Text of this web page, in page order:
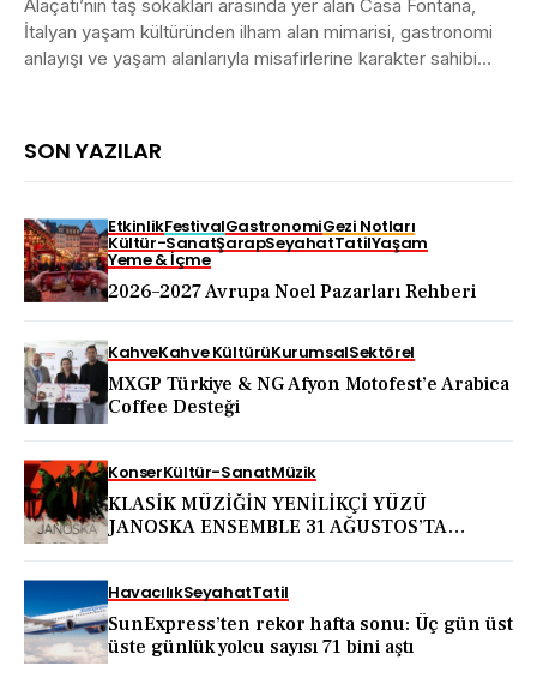
Alaçatı’nın taş sokakları arasında yer alan Casa Fontana,
İtalyan yaşam kültüründen ilham alan mimarisi, gastronomi
anlayışı ve yaşam alanlarıyla misafirlerine karakter sahibi
SON YAZILAR
EtkinlikFestivalGastronomiGezi Notları
Kültür-SanatŞarapSeyahatTatilYaşam
Yeme & İçme
2026–2027 Avrupa Noel Pazarları Rehberi
KahveKahve KültürüKurumsalSektörel
MXGP Türkiye & NG Afyon Motofest’e Arabica
Coffee Desteği
KonserKültür-SanatMüzik
KLASİK MÜZİĞİN YENİLİKÇİ YÜZÜ
JANOSKA ENSEMBLE 31 AĞUSTOS’TA
HavacılıkSeyahatTatil
SunExpress’ten rekor hafta sonu: Üç gün üst
üste günlük yolcu sayısı 71 bini aştı